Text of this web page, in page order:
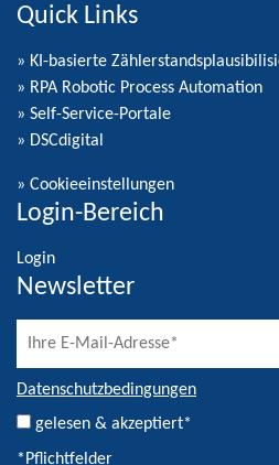
Quick Links
» KI-basierte
» RPA Robotic Process Automation
» Self-Service-Portale
» DSCdigital
» Cookieeinstellungen
Login-Bereich
Login
Newsletter
Datenschutzbedingungen
gelesen & akzeptiert*
*Pflichtfelder